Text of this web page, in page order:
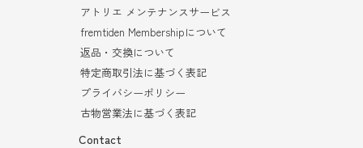
アトリエ メンテナンスサービス
fremtiden Membershipについて
返品・交換について
特定商取引法に基づく表記
プライバシーポリシー
古物営業法に基づく表記
Contact